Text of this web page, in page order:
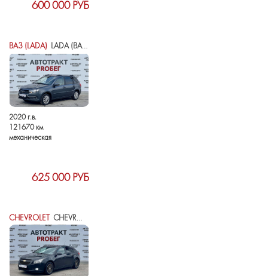
600 000 РУБ
ВАЗ (LADA) LADA (ВАЗ) GRANTA I РЕСТАЙЛИНГ
2020 г.в.
121670 км
механическая
625 000 РУБ
CHEVROLET CHEVROLET CRUZE I